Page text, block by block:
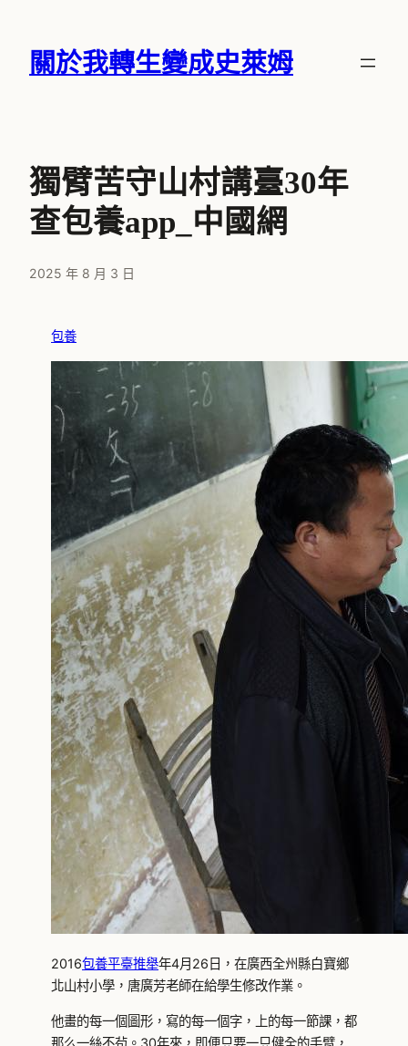
關於我轉生變成史萊姆
獨臂苦守山村講臺30年
查包養app_中國網
2025 年 8 月 3 日
包養
2016包養平臺推舉年4月26日，在廣西全州縣白寶鄉
北山村小學，唐廣芳老師在給學生修改作業。
他畫的每一個圖形，寫的每一個字，上的每一節課，都
那么一絲不茍。30年來，即便只要一只健全的手臂，